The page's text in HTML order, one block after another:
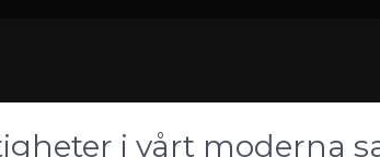
i vårt moderna